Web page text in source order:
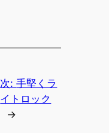
次:手堅くラ
イトロック
→